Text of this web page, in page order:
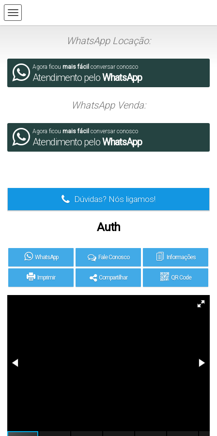
WhatsApp Locação:
Agora ficou mais fácil conversar conosco
Atendimento peloWhatsApp
WhatsApp Venda:
Agora ficou mais fácil conversar conosco
Atendimento peloWhatsApp
Dúvidas? Nós ligamos!
Auth
WhatsApp Fale Conosco Informações
Imprimir Compartilhar QR Code